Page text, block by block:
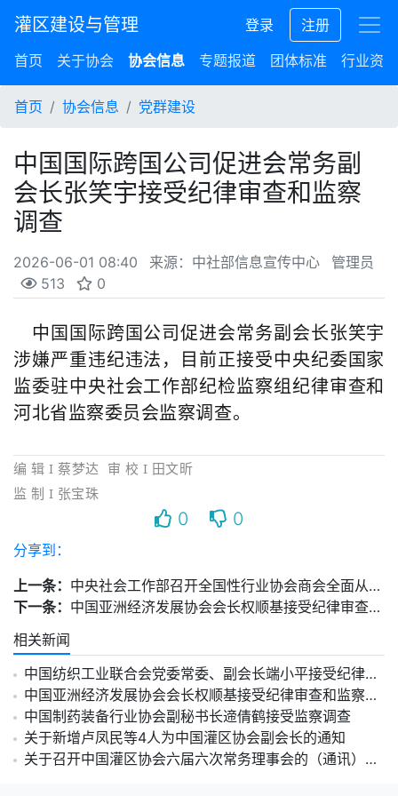
灌区建设与管理 登录
注册
首页
关于协会 协会信息 专题报道 团体标准 行业资讯
首页 协会信息 党群建设
中国国际跨国公司促进会常务副
会长张笑宇接受纪律审查和监察
调查
2026-06-01 08:40 来源：中社部信息宣传中心
管理员
513
0
中国国际跨国公司促进会常务副会长张笑宇
涉嫌严重违纪违法，目前正接受中央纪委国家
监委驻中央社会工作部纪检监察组纪律审查和
河北省监察委员会监察调查。
编 辑 I 蔡梦达 审 校 I 田文昕
监 制 I 张宝珠
0 0
分享到：
上一条： 中央社会工作部召开全国性行业协会商会全面从严治党暨警示教育会议
下一条： 中国亚洲经济发展协会会长权顺基接受纪律审查和监察调查
相关新闻
中国纺织工业联合会党委常委、副会长端小平接受纪律审查和监察调查
中国亚洲经济发展协会会长权顺基接受纪律审查和监察调查
中国制药装备行业协会副秘书长遆倩鹤接受监察调查
关于新增卢凤民等4人为中国灌区协会副会长的通知
关于召开中国灌区协会六届六次常务理事会的（通讯）通知